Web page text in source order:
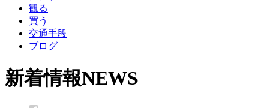
観る
買う
交通手段
ブログ
新着情報NEWS